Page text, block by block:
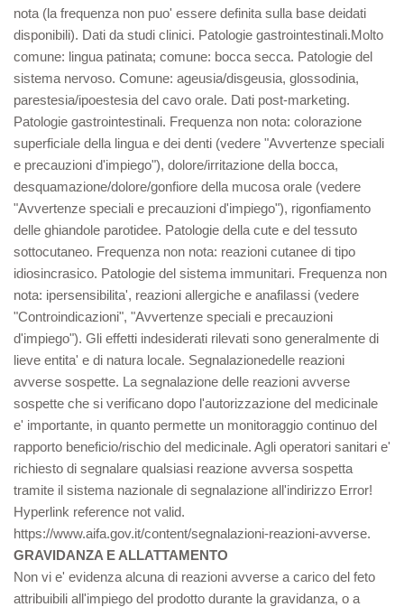
nota (la frequenza non puo' essere definita sulla base deidati
disponibili). Dati da studi clinici. Patologie gastrointestinali.Molto
comune: lingua patinata; comune: bocca secca. Patologie del
sistema nervoso. Comune: ageusia/disgeusia, glossodinia,
parestesia/ipoestesia del cavo orale. Dati post-marketing.
Patologie gastrointestinali. Frequenza non nota: colorazione
superficiale della lingua e dei denti (vedere "Avvertenze speciali
e precauzioni d'impiego"), dolore/irritazione della bocca,
desquamazione/dolore/gonfiore della mucosa orale (vedere
"Avvertenze speciali e precauzioni d'impiego"), rigonfiamento
delle ghiandole parotidee. Patologie della cute e del tessuto
sottocutaneo. Frequenza non nota: reazioni cutanee di tipo
idiosincrasico. Patologie del sistema immunitari. Frequenza non
nota: ipersensibilita', reazioni allergiche e anafilassi (vedere
"Controindicazioni", "Avvertenze speciali e precauzioni
d'impiego"). Gli effetti indesiderati rilevati sono generalmente di
lieve entita' e di natura locale. Segnalazionedelle reazioni
avverse sospette. La segnalazione delle reazioni avverse
sospette che si verificano dopo l'autorizzazione del medicinale
e' importante, in quanto permette un monitoraggio continuo del
rapporto beneficio/rischio del medicinale. Agli operatori sanitari e'
richiesto di segnalare qualsiasi reazione avversa sospetta
tramite il sistema nazionale di segnalazione all'indirizzo Error!
Hyperlink reference not valid.
https://www.aifa.gov.it/content/segnalazioni-reazioni-avverse.
GRAVIDANZA E ALLATTAMENTO
Non vi e' evidenza alcuna di reazioni avverse a carico del feto
attribuibili all'impiego del prodotto durante la gravidanza, o a